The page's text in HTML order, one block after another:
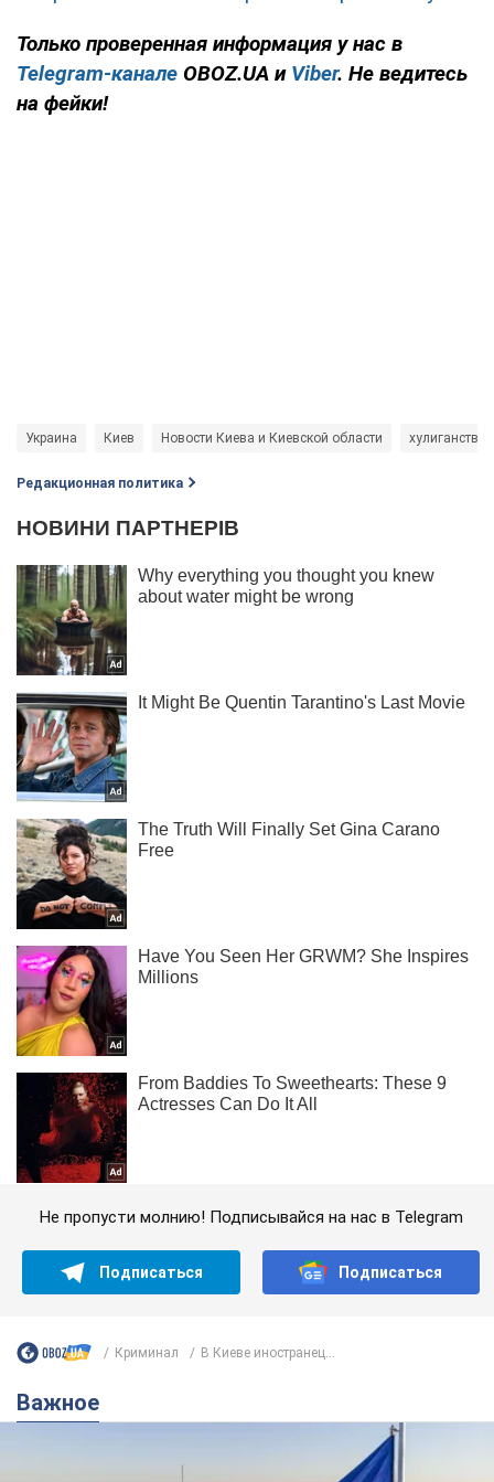
Только проверенная информация у нас в
Telegram-канале OBOZ.UA и Viber. Не ведитесь
на фейки!
Украина Киев Новости Киева и Киевской области хулиганство
Редакционная политика
Не пропусти молнию! Подписывайся на нас в Telegram
Подписаться Подписаться
Криминал В Киеве иностранец...
Важное